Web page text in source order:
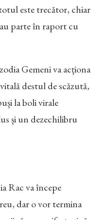
este trecător, chiar
parte în raport cu
Gemeni va acționa
destul de scăzută,
la boli virale
și un dezechilibru
Rac va începe
dar o vor termina